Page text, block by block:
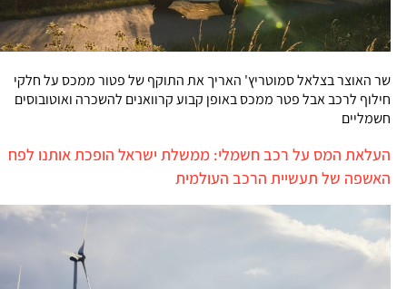
שר האוצר בצלאל סמוטריץ' האריך את התוקף של פטור ממכס על חלקי
חילוף לרכב אבל פטר ממכס באופן קבוע קרוואנים להשכרה ואוטובוסים
חשמליים
העלאת המס על רכב חשמלי: ממשלת ישראל הופכת אותנו לפח
האשפה של תעשיית הרכב העולמית